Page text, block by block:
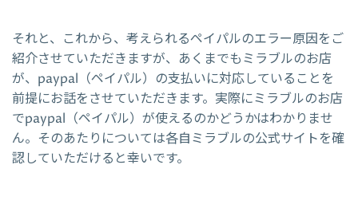
それと、これから、考えられるペイパルのエラー原因をご
紹介させていただきますが、あくまでもミラブルのお店
が、paypal（ペイパル）の支払いに対応していることを
前提にお話をさせていただきます。実際にミラブルのお店
でpaypal（ペイパル）が使えるのかどうかはわかりませ
ん。そのあたりについては各自ミラブルの公式サイトを確
認していただけると幸いです。